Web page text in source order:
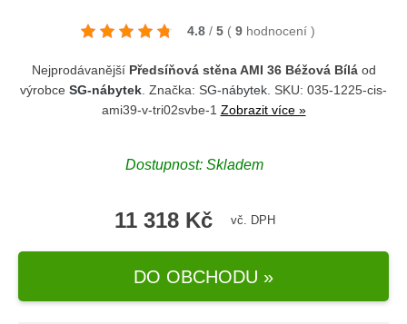
4.8 / 5 ( 9 hodnocení )
Nejprodávanější Předsíňová stěna AMI 36 Béžová Bíláod
výrobce SG-nábytek . Značka: SG-nábytek . SKU: 035-1225-cis-
ami39-v-tri02svbe-1 Zobrazit více »
Dostupnost: Skladem
11 318 Kč vč. DPH
DO OBCHODU »